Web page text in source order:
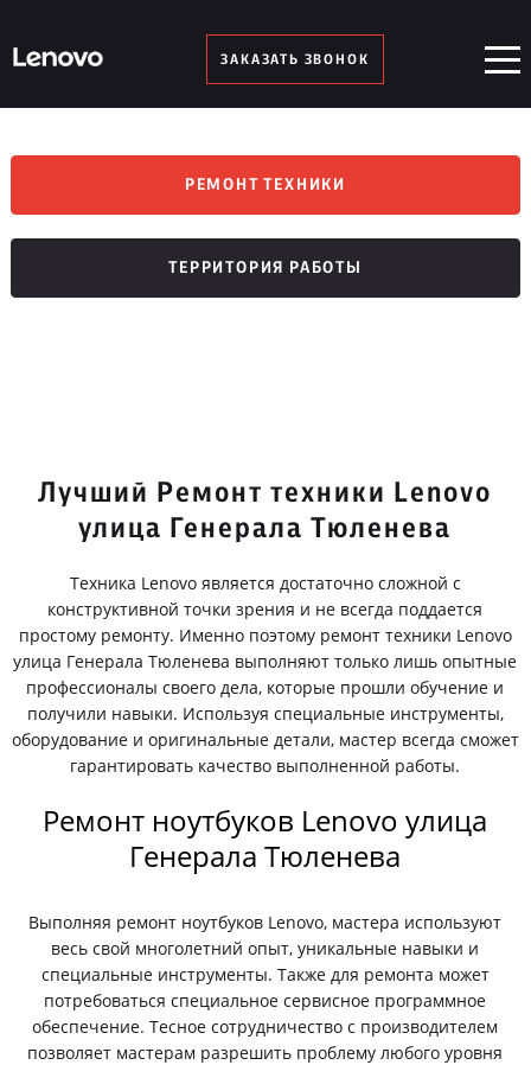
ЗАКАЗАТЬ ЗВОНОК
РЕМОНТ ТЕХНИКИ
ТЕРРИТОРИЯ РАБОТЫ
Лучший Ремонт техники Lenovo
улица Генерала Тюленева
Техника Lenovo является достаточно сложной с
конструктивной точки зрения и не всегда поддается
простому ремонту. Именно поэтому ремонт техники Lenovo
улица Генерала Тюленева выполняют только лишь опытные
профессионалы своего дела, которые прошли обучение и
получили навыки. Используя специальные инструменты,
оборудование и оригинальные детали, мастер всегда сможет
гарантировать качество выполненной работы.
Ремонт ноутбуков Lenovo улица
Генерала Тюленева
Выполняя ремонт ноутбуков Lenovo, мастера используют
весь свой многолетний опыт, уникальные навыки и
специальные инструменты. Также для ремонта может
потребоваться специальное сервисное программное
обеспечение. Тесное сотрудничество с производителем
позволяет мастерам разрешить проблему любого уровня